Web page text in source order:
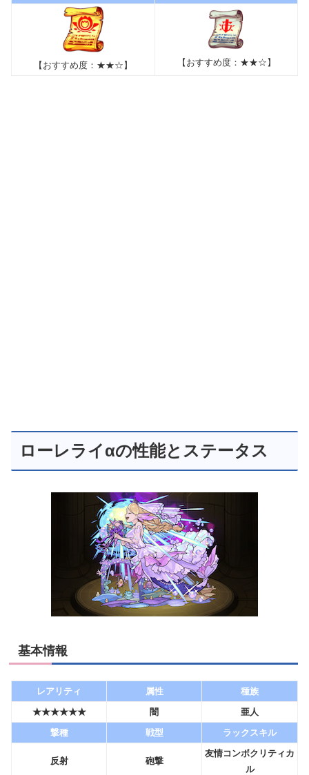
【おすすめ度：★★☆】 【おすすめ度：★★☆】
ローレライαの性能とステータス
基本情報
レアリティ 属性
種族
★★★★★★
闇
亜人
撃種
戦型 ラックスキル
反射 砲撃
友情コンボクリティカ
ル